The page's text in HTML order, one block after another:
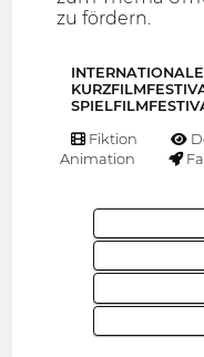
zu fördern.
Fiktion
Animation